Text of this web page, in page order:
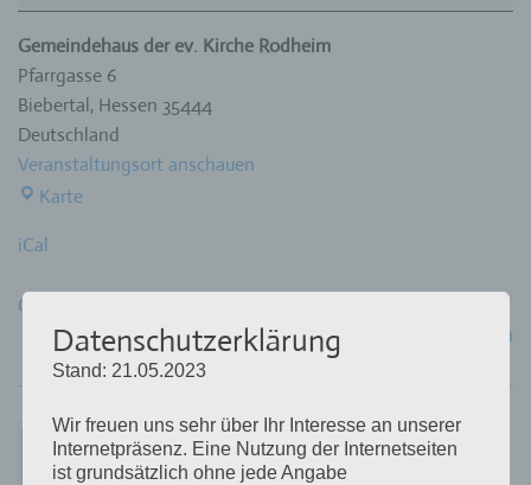
Gemeindehaus der ev. Kirche Rodheim
Pfarrgasse 6
Biebertal, Hessen 35444
Deutschland
Veranstaltungsort anschauen
KarteGemeindehaus
iCal
Google
Kompletten Kalender ansehen
Datenschutzerklärung
Stand: 21.05.2023
Wir freuen uns sehr über Ihr Interesse an unserer
Internetpräsenz. Eine Nutzung der Internetseiten
ist grundsätzlich ohne jede Angabe